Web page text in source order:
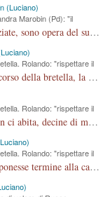
(Luciano)
Marobin (Pd): "il
Consigliera Marobin, tutte le cose da Lei evidenziate, sono opera del suo ex Assessore e compagno di Partito Antonio Marco Dalla Pozza Assessore alla "progettazione" di piste ciclabili e altre porcherie. A lui manderei il conto da saldare per incidenti e danni alle persone. E' ora che "finiamola." Avete perso rassegnatevi. qui IL SINDACO RUCCO NON C'ENTRA PER NIENTE. CAPITO!!!!!!!! Amen.
Rolando: "rispettare il
Caro fratuck, conosco molto bene la zona, il percorso della bretella, la situazione dei cittadini, abito in Viale Trento. A partire dal 2003 ho partecipato al Comitato di Maddalene pro bretella, e a riunioni propositive per apportare modifiche al progetto. Numerose mie foto del territorio sono arrivate a Roma, altri miei interventi (non graditi dalla Sx) sono stati pubblicati dal GdV, assieme ad altri come Ciro Asproso, ora favorevole alla bretella. Ho partecipato alla raccolta firme per la chiusura della strada x 5 giorni eseguita dal Sindaco Hullwech per sforamento 180 Micro/g. Pertanto come impegno per la tematica sono apposto con la coscienza. Ora il Progetto è partito, fine! Voglio dire che la nuova Giunta "comunale" non c'entra più. L'opera sarà "malauguratamente" eseguita, ma non con il mio placet. Il Consigliere Comunale dovrebbe capire che la campagna elettorale è finita, con buona pace di tutti. Quello che invece dovrebbe interessare è la proprietà della strada, dall'uscita autostradale Ovest, sino alla Rotatoria dell'Albara, vi sono tre possessori: Autostrade SpA; La Provincia, il Comune. Come la mettiamo per il futuro ? I costi, da 50 sono saliti a 100 milioni di € come dire 20 milioni a KM (!) da non credere. Comunque si farà. Ma nessuno canti Vittoria, anzi meglio non farne un ulteriore fatto "partitico" per questioni elettorali o di seggio. Se mi manda la sua mail, sono disponibile ad inviare i documenti e le foto sopra descritte. Con ossequi, Luciano Parolin
Rolando: "rispettare il
Non sarà utile a lei dott. Parolin che di sicuro non ci abita, decine di migliaia di TIR, automobili e padroncini che passano quotidianamente per una strada appena rotabile, non è più possibile stendere i panni, attraversare la strada senza rischiare la morte, le case stanno crepando, i tempi sono cambiati e la bretella non passerà assolutamente per maddalene (ma cosa sta a dire?!), dia invece responsabilità a chi ha costruito tagliando la strada che doveva invece terminare a isola vicentina e non al moracchino lasciando Motta di Costabissara ancora in panne di traffico. I tempi sono cambiati dottore e se l'anagrafe della vita stagna nell'essere umano impressioni conservatrici, la società non le considera perchè va avanti, si industrializza e ha bisogno di infrastrutture e di sviluppo. Ultima considerazione, se è geloso di Rolando perchè vede in lui solo campagne politiche mentre si difendono i SOLI diritti dei cittadini, la preghiamo faccia considerazioni più appropriate. Saluti e complimenti per i suoi scritti.
Rolando: "rispettare il
Sarebbe ora che il consigliere comunale Pidino, ponesse termine alla campagna elettorale nel territorio del suo seggio Villaggio del Sole. La tiraca è iniziata, distruggerà 6 km di prateria ovest della città, ricca di fonti e sorgenti d'acqua. I cittadini di Maddalene non avranno più Pace la notte. Molta colpa per la costruzione di questa Strada è proprio del signor Rolando,dei suoi gazebo mobili e che vuol far passare questa opera VANDALICA come progetto "utile" a chi ? Non è cosa seria sig. Rolando!